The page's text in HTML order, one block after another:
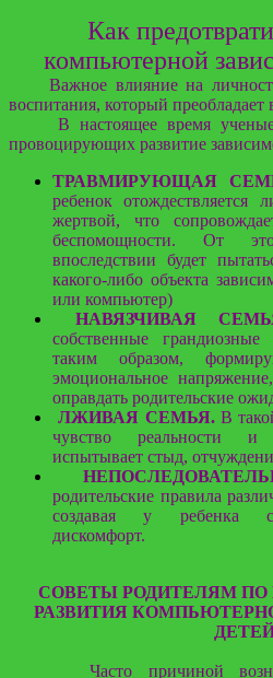
Как
компьютерной
Важное влияние на
воспитания, который преобладает
В настоящее время ученые
провоцирующих развитие
ТРАВМИРУЮЩАЯ
ребенок отождествляется
жертвой, что
беспомощности. От
впоследствии будет
какого-либо объекта
или компьютер)
НАВЯЗЧИВАЯ
собственные
таким образом,
эмоциональное
оправдать родительские
ЛЖИВАЯ СЕМЬЯ.В
чувство реальности и
испытывает стыд,
родительские правила
создавая у ребенка
дискомфорт.
СОВЕТЫ РОДИТЕЛЯМ
РАЗВИТИЯ
Часто причиной